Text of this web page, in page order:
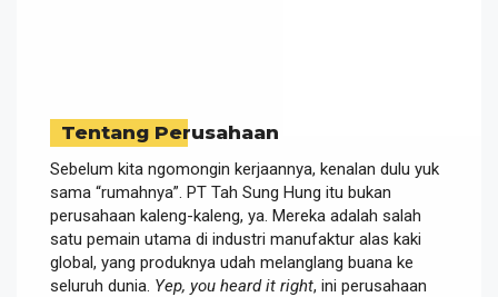
Tentang Perusahaan
Sebelum kita ngomongin kerjaannya, kenalan dulu yuk
sama “rumahnya”. PT Tah Sung Hung itu bukan
perusahaan kaleng-kaleng, ya. Mereka adalah salah
satu pemain utama di industri manufaktur alas kaki
global, yang produknya udah melanglang buana ke
seluruh dunia. Yep, you heard it right, ini perusahaan